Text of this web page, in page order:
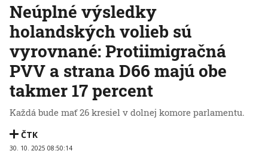
Neúplné výsledky
holandských volieb sú
vyrovnané: Protiimigračná
PVV a strana D66 majú obe
takmer 17 percent
Každá bude mať 26 kresiel v dolnej komore parlamentu.
ČTK
30. 10. 2025 08:50:14